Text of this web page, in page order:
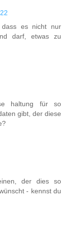
es nicht nur
darf, etwas zu
haltung für so
gibt, der diese
der dies so
- kennst du